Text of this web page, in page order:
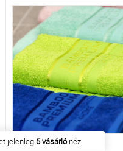
54 ügyfélvásárolta meg